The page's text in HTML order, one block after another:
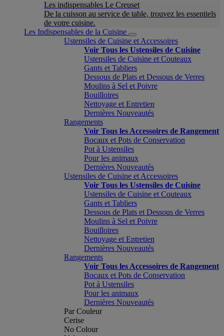
Les indispensables Le Creuset
De la cuisson au service de table, trouvez les essentiels
de votre cuisine.
Les Indispensables de la Cuisine
Ustensiles de Cuisine et Accessoires
Voir Tous les Ustensiles de Cuisine
Ustensiles de Cuisine et Couteaux
Gants et Tabliers
Dessous de Plats et Dessous de Verres
Moulins à Sel et Poivre
Bouilloires
Nettoyage et Entretien
Dernières Nouveautés
Rangements
Voir Tous les Accessoires de Rangement
Bocaux et Pots de Conservation
Pot à Ustensiles
Pour les animaux
Dernières Nouveautés
Ustensiles de Cuisine et Accessoires
Voir Tous les Ustensiles de Cuisine
Ustensiles de Cuisine et Couteaux
Gants et Tabliers
Dessous de Plats et Dessous de Verres
Moulins à Sel et Poivre
Bouilloires
Nettoyage et Entretien
Dernières Nouveautés
Rangements
Voir Tous les Accessoires de Rangement
Bocaux et Pots de Conservation
Pot à Ustensiles
Pour les animaux
Dernières Nouveautés
Par Couleur
Cerise
No Colour